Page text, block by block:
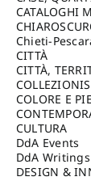
CATALOGHI
STORIA E
cura di: Di
Tommaso
Chieti-
CITTÀ
CITTÀ,
di: Imbesi
Magnani
COLORE E
Selvaggi
Gubinelli Luna
CULTURA
DdA Events
DdA Writings
DESIGN &